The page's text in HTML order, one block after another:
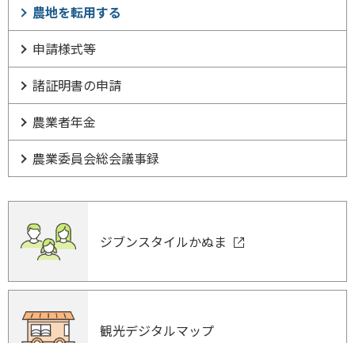
農地を転用する
申請様式等
諸証明書の申請
農業者年金
農業委員会総会議事録
ジブンスタイルかぬま
観光デジタルマップ